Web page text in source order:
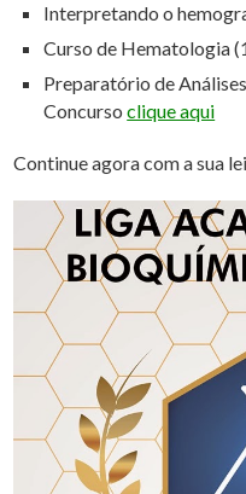
Interpretando o
Curso de Hematologia
Preparatório de
Concursoclique aqui
Continue agora com a sua